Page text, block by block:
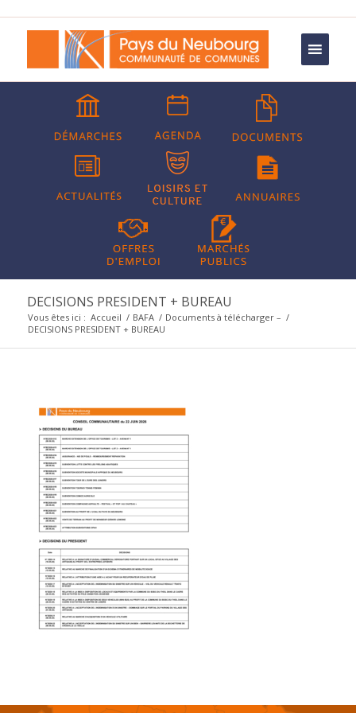
DECISIONS PRESIDENT + BUREAU
Vous êtes ici : Accueil / BAFA / Documents à télécharger – /
DECISIONS PRESIDENT + BUREAU